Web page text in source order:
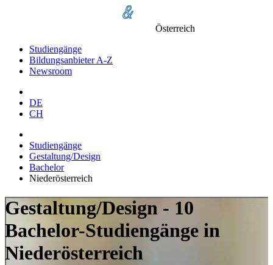
Österreich
Studiengänge
Bildungsanbieter A-Z
Newsroom
DE
CH
Studiengänge
Gestaltung/Design
Bachelor
Niederösterreich
Gestaltung/Design - 10
Bachelor-Studiengänge in
Niederösterreich